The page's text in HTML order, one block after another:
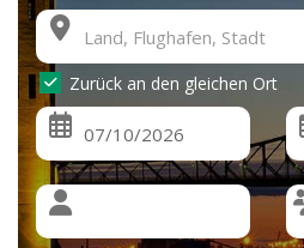
Zurück an den gleichen Ort